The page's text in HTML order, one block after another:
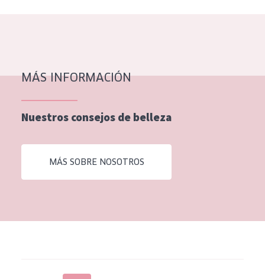
Piel normal y seca
Piel mixata o grasa
Piel madura
Piel expuesta al sol
Piel menopáusica
Todas las edades
MÁS INFORMACIÓN
Nuestros consejos de belleza
MÁS SOBRE NOSOTROS